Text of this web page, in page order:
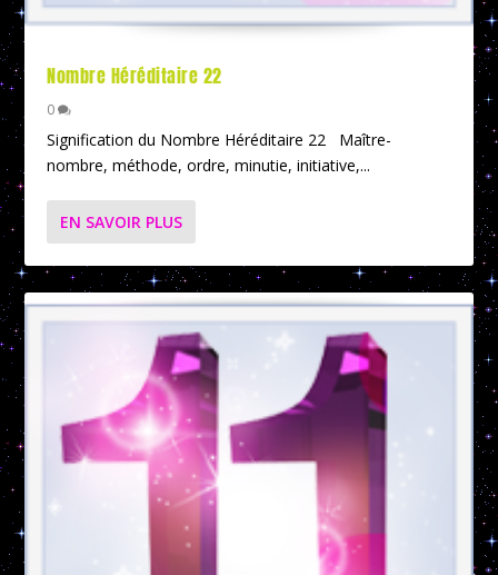
Nombre Héréditaire 22
0
Signification du Nombre Héréditaire 22 Maître-
nombre, méthode, ordre, minutie, initiative,...
EN SAVOIR PLUS